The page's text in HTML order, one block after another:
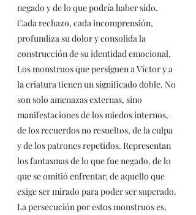
negado y de lo que podría haber sido.
Cada rechazo, cada incomprensión,
profundiza su dolor y consolida la
construcción de su identidad emocional.
Los monstruos que persiguen a Víctor y a
la criatura tienen un significado doble. No
son solo amenazas externas, sino
manifestaciones de los miedos internos,
de los recuerdos no resueltos, de la culpa
y de los patrones repetidos. Representan
los fantasmas de lo que fue negado, de lo
que se omitió enfrentar, de aquello que
exige ser mirado para poder ser superado.
La persecución por estos monstruos es,